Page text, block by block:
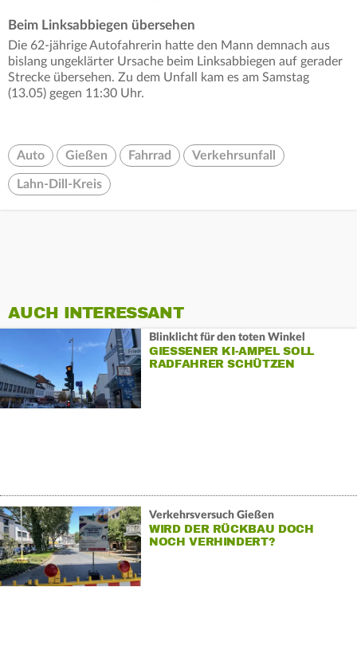
Beim Linksabbiegen übersehen
Die 62-jährige Autofahrerin hatte den Mann demnach aus
bislang ungeklärter Ursache beim Linksabbiegen auf gerader
Strecke übersehen. Zu dem Unfall kam es am Samstag
(13.05) gegen 11:30 Uhr.
Auto Gießen Fahrrad Verkehrsunfall
Lahn-Dill-Kreis
AUCH INTERESSANT
Blinklicht für den toten Winkel
GIESSENER KI-AMPEL SOLL R
ADFAHRER SCHÜTZEN
Verkehrsversuch Gießen
WIRD DER RÜCKBAU DOCH
NOCH VERHINDERT?